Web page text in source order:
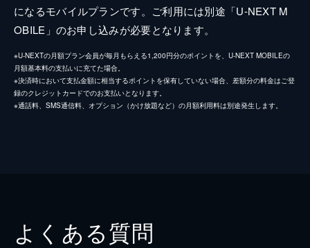
になるモバイルプランです。ご利用には別途「U-NEXT M
OBILE」のお申し込みが必要となります。
※U-NEXTの月額プラン会員が毎月もらえる1,200円分のポイントを、U-NEXT MOBILEの
月額基本料の支払いに充てた場合。
※決済時において支払金額に相当するポイントを保有していない場合、差額分の料金はご登
録のクレジットカードでのお支払いとなります。
※通話料、SMS通信料、オプション（かけ放題など）の月額利用料は別途発生します。
よくある質問